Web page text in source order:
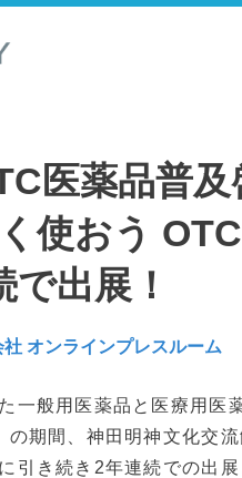
医薬品普
使おう
出展！
オンラインプレスルーム
一般用医薬品と医療用
の期間、神田明神文化交
引き続き2年連続での出展